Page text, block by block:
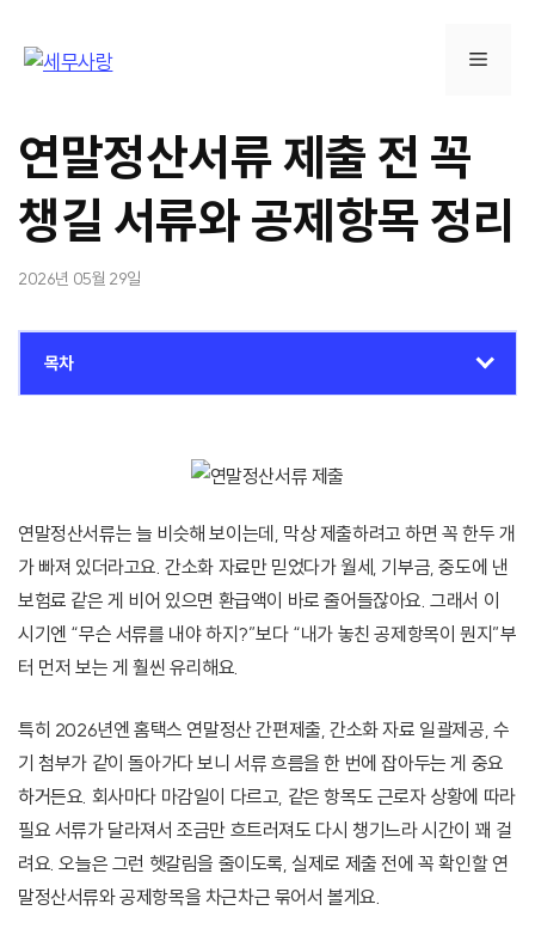
메
연말정산서류 제출 전 꼭
챙길 서류와 공제항목 정리
2026년 05월 29일
목차
연말정산서류는 늘 비슷해 보이는데, 막상 제출하려고 하면 꼭 한두 개
가 빠져 있더라고요. 간소화 자료만 믿었다가 월세, 기부금, 중도에 낸
보험료 같은 게 비어 있으면 환급액이 바로 줄어들잖아요. 그래서 이
시기엔 “무슨 서류를 내야 하지?”보다 “내가 놓친 공제항목이 뭔지”부
터 먼저 보는 게 훨씬 유리해요.
특히 2026년엔 홈택스 연말정산 간편제출, 간소화 자료 일괄제공, 수
기 첨부가 같이 돌아가다 보니 서류 흐름을 한 번에 잡아두는 게 중요
하거든요. 회사마다 마감일이 다르고, 같은 항목도 근로자 상황에 따라
필요 서류가 달라져서 조금만 흐트러져도 다시 챙기느라 시간이 꽤 걸
려요. 오늘은 그런 헷갈림을 줄이도록, 실제로 제출 전에 꼭 확인할 연
말정산서류와 공제항목을 차근차근 묶어서 볼게요.